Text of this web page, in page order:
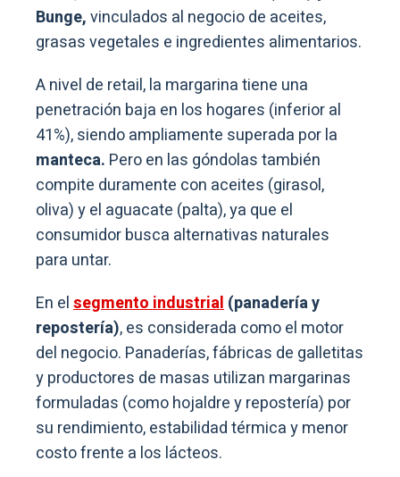
Bunge,vinculados al negocio de aceites,
grasas vegetales e ingredientes alimentarios.
A nivel de retail, la margarina tiene una
penetración baja en los hogares (inferior al
41%), siendo ampliamente superada por la
manteca. Pero en las góndolas también
compite duramente con aceites (girasol,
oliva) y el aguacate (palta), ya que el
consumidor busca alternativas naturales
para untar.
En elsegmento industrial(panadería y
repostería), es considerada como el motor
del negocio. Panaderías, fábricas de galletitas
y productores de masas utilizan margarinas
formuladas (como hojaldre y repostería) por
su rendimiento, estabilidad térmica y menor
costo frente a los lácteos.